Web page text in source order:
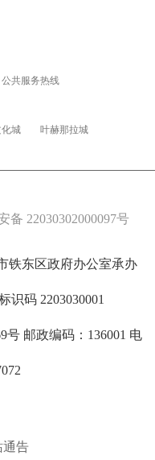
主体的所有行
智能管理系统”，
码迎检、事后评
商环境审查备案
制》,对市场主体
广大市场主体进
公共服务热线
城 叶赫那拉城
备 22030302000097号
铁东区政府办公室承办
识码 2203030001
邮政编码：136001 电
通告